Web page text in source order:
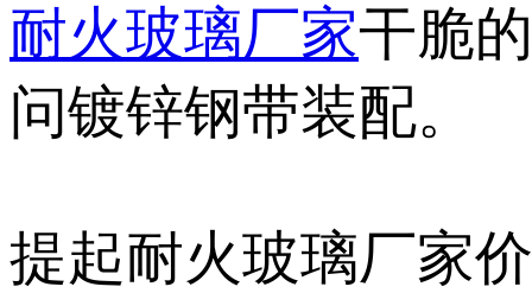
耐火玻璃厂家干脆
问镀锌钢带装配。
提起耐火玻璃厂家